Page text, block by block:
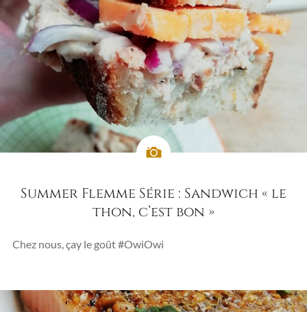
Summer Flemme Série : Sandwich « le
thon, c’est bon »
Chez nous, çay le goût #OwiOwi